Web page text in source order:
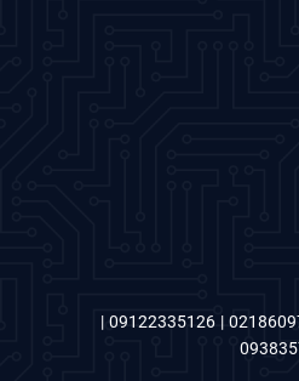
شماره های تماس: 02186097048 | 09122335126 |